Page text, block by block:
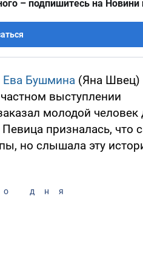
– подпишитесь на Новини
Ева Бушмина (Яна Швец)
выступлении
молодой человек
призналась, что
но слышала эту
дня